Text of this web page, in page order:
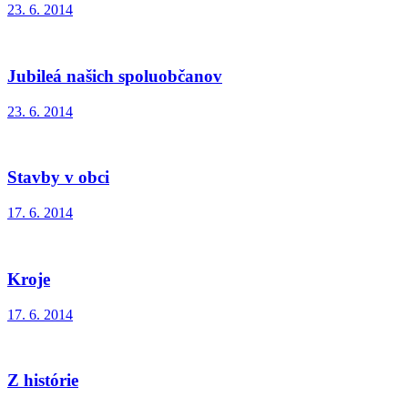
23. 6. 2014
Jubileá našich spoluobčanov
23. 6. 2014
Stavby v obci
17. 6. 2014
Kroje
17. 6. 2014
Z histórie